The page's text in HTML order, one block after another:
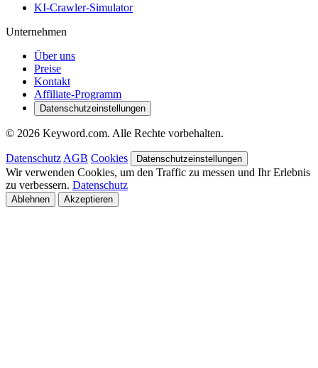
KI-Crawler-Simulator
Unternehmen
Über uns
Preise
Kontakt
Affiliate-Programm
Datenschutzeinstellungen
© 2026 Keyword.com. Alle Rechte vorbehalten.
Datenschutz AGB Cookies Datenschutzeinstellungen
Wir verwenden Cookies, um den Traffic zu messen und Ihr Erlebnis
zu verbessern. Datenschutz
Ablehnen Akzeptieren